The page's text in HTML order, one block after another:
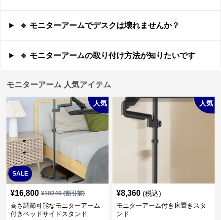
🔹 モニターアームでデスクは壊れませんか？
🔹 モニターアームの取り付け方法が知りたいです
モニターアーム 人気アイテム
SALE
人気
¥16,800 ¥18240(割引前)
高さ調節可能なモニターアーム
付きベッドサイドスタンド
人気
¥8,360 (税込)
モニターアーム付き床置きスタ
ンド